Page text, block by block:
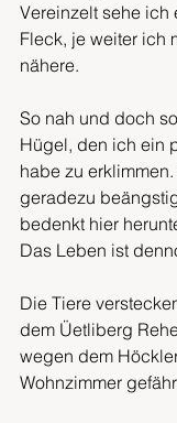
Vereinzelt sehe ich
Fleck, je weiter ich
nähere.
So nah und doch
Hügel, den ich ein
habe zu
geradezu
bedenkt hier
Das Leben ist
Die Tiere
dem Üetliberg
wegen dem
Wohnzimmer